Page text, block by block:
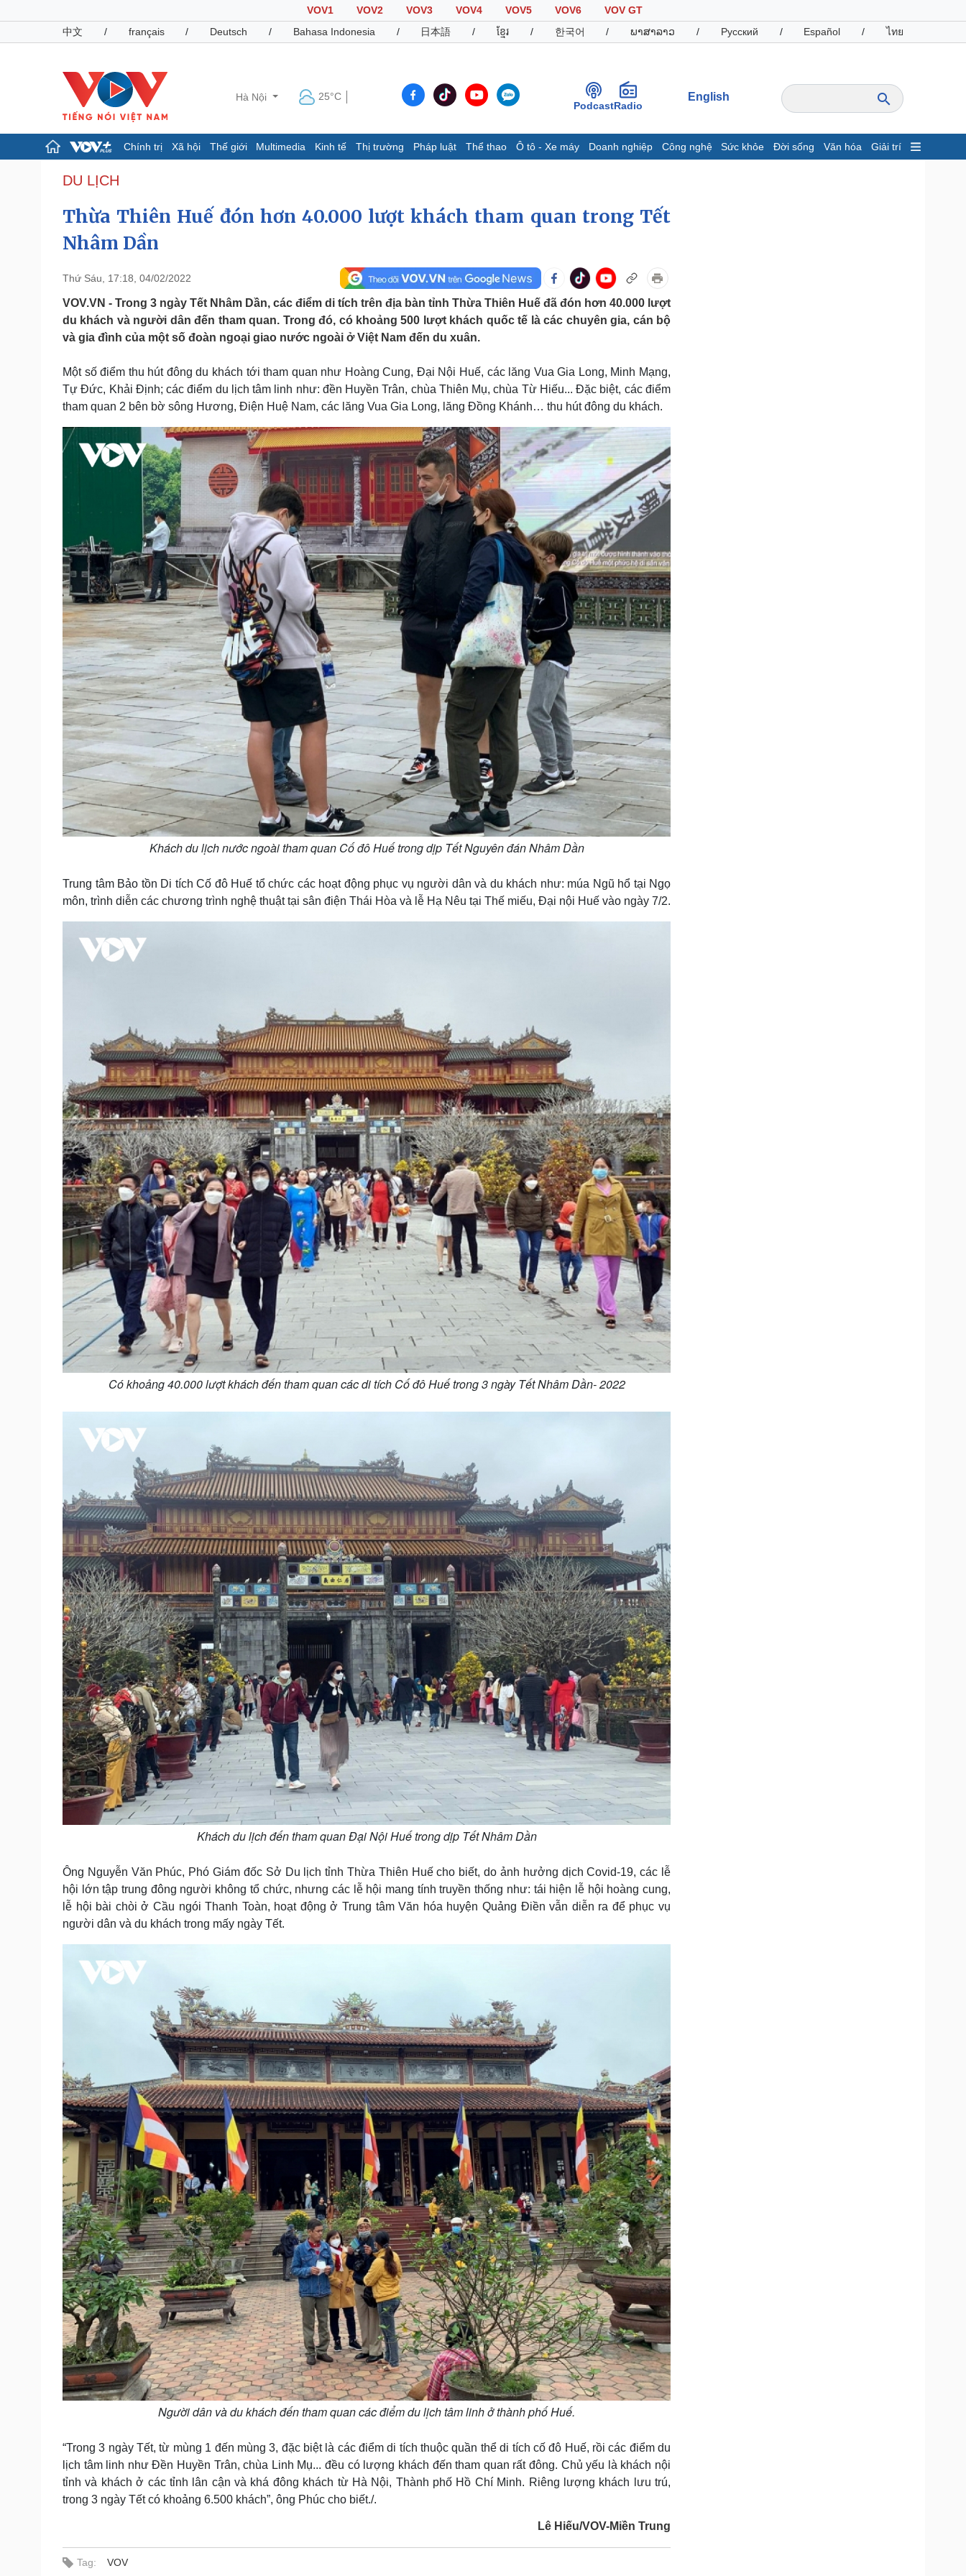
VOV1 VOV2 VOV3 VOV4 VOV5 VOV6
VOV GT
中文
/ français / Deutsch / Bahasa Indonesia / 日本語 / ខ្មែរ / 한국어 / ພາສາລາວ / Русский / Español / ไทย
Hà Nội 25°C
PodcastRadio
English
Chính trị Xã hội Thế giới Multimedia Kinh tế Thị trường Pháp luật Thể thao Ô tô - Xe máy Doanh nghiệp Công nghệ Sức khỏe Đời sống Văn hóa Giải trí
Chính trị
Tổ chức nhân sự
Quốc hội
Nhận diện sự thật
Dự báo thời tiết
Giáo dục
Cuộc sống đó đây
Hồ sơ
Ảnh
E-Magazine
Khởi nghiệp
Pháp luật
Vụ án
Tin nóng
Tư vấn luật
Quân sự - Quốc phòng
Vũ khí
Phân tích
Thể thao
Bóng đá
Lịch thi đấu bóng đá
Thế giới thể thao
Hậu trường
Ô tô - Xe máy
Ô tô
Doanh nghiệp
Thông tin doanh nghiệp
Doanh nghiệp 24h
Sức khỏe
Cây thuốc
Sản phụ khoa
Nhi khoa
Làm đẹp - giảm cân
Phòng mạch online
Ăn sạch sống khỏe
Đời sống
Blog
Tình yêu - Gia đình
Văn hóa
Văn học
Âm nhạc
Di sản
Giải trí
Thời trang
Sao Việt
Du lịch
Săn Tour
check-in
Cải chính
DU LỊCH
Thừa Thiên Huế đón hơn 40.000 lượt khách tham quan trong Tết
Nhâm Dần
Thứ Sáu, 17:18, 04/02/2022
VOV.VN - Trong 3 ngày Tết Nhâm Dần, các điểm di tích trên địa bàn tỉnh Thừa Thiên Huế đã đón hơn 40.000 lượt
du khách và người dân đến tham quan. Trong đó, có khoảng 500 lượt khách quốc tế là các chuyên gia, cán bộ
và gia đình của một số đoàn ngoại giao nước ngoài ở Việt Nam đến du xuân.
Một số điểm thu hút đông du khách tới tham quan như Hoàng Cung, Đại Nội Huế, các lăng Vua Gia Long, Minh Mạng,
Tự Đức, Khải Định; các điểm du lịch tâm linh như: đền Huyền Trân, chùa Thiên Mụ, chùa Từ Hiếu... Đặc biệt, các điểm
tham quan 2 bên bờ sông Hương, Điện Huệ Nam, các lăng Vua Gia Long, lăng Đồng Khánh… thu hút đông du khách.
Khách du lịch nước ngoài tham quan Cố đô Huế trong dịp Tết Nguyên đán Nhâm Dần
Trung tâm Bảo tồn Di tích Cố đô Huế tổ chức các hoạt động phục vụ người dân và du khách như: múa Ngũ hổ tại Ngọ
môn, trình diễn các chương trình nghệ thuật tại sân điện Thái Hòa và lễ Hạ Nêu tại Thế miếu, Đại nội Huế vào ngày 7/2.
Có khoảng 40.000 lượt khách đến tham quan các di tích Cố đô Huế trong 3 ngày Tết Nhâm Dần- 2022
Khách du lịch đến tham quan Đại Nội Huế trong dịp Tết Nhâm Dần
Ông Nguyễn Văn Phúc, Phó Giám đốc Sở Du lịch tỉnh Thừa Thiên Huế cho biết, do ảnh hưởng dịch Covid-19, các lễ
hội lớn tập trung đông người không tổ chức, nhưng các lễ hội mang tính truyền thống như: tái hiện lễ hội hoàng cung,
lễ hội bài chòi ở Cầu ngói Thanh Toàn, hoạt động ở Trung tâm Văn hóa huyện Quảng Điền vẫn diễn ra để phục vụ
người dân và du khách trong mấy ngày Tết.
Người dân và du khách đến tham quan các điểm du lịch tâm linh ở thành phố Huế.
“Trong 3 ngày Tết, từ mùng 1 đến mùng 3, đặc biệt là các điểm di tích thuộc quần thể di tích cố đô Huế, rồi các điểm du
lịch tâm linh như Đền Huyền Trân, chùa Linh Mụ... đều có lượng khách đến tham quan rất đông. Chủ yếu là khách nội
tỉnh và khách ở các tỉnh lân cận và khá đông khách từ Hà Nội, Thành phố Hồ Chí Minh. Riêng lượng khách lưu trú,
trong 3 ngày Tết có khoảng 6.500 khách”, ông Phúc cho biết./.
Lê Hiếu/VOV-Miền Trung
Tag: VOV